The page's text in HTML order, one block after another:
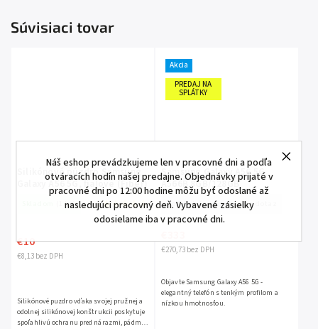
Náš eshop prevádzkujeme len v pracovné dni a podľa
otváracích hodín našej predajne. Objednávky prijaté v
pracovné dni po 12:00 hodine môžu byť odoslané až
nasledujúci pracovný deň. Vybavené zásielky
odosielame iba v pracovné dni.
Súvisiaci tovar
Silikónové púzdro Samsung
Galaxy A56 5G, fialové (Fiber)
(1 ks)
€8,13 bez DPH
€10
Silikónové puzdro vďaka svojej pružnej a
odolnej silikónovej konštrukcii poskytuje
spoľahlivú ochranu pred nárazmi, pádmi a
Akcia
PREDAJ NA
SPLÁTKY
Samsung Galaxy A56 5G
A566B 8GB/128GB
Do 3-7 dní - prípadne na dotaz
€270,73 bez DPH
Objavte Samsung Galaxy A56 5G -
elegantný telefón s tenkým profilom a
nízkou hmotnosťou.